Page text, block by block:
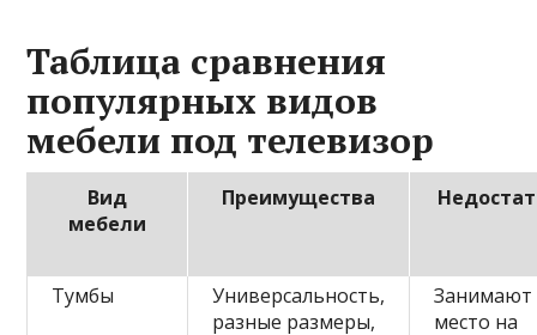
Таблица сравнения
популярных видов
мебели под телевизор
Вид
мебели
Преимущества
Тумбы
Универсальность,
разные размеры,
Занимают
место на